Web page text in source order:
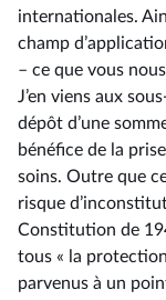
internationales.
champ
–⁠ ce que vous
J’en viens aux
dépôt d’une
bénéfice de la
soins. Outre que
risque
Constitution de
tous « la
parvenus à un